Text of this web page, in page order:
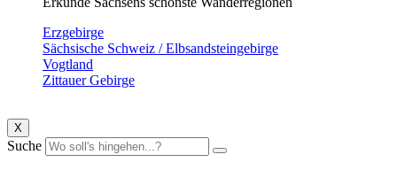
Erzgebirge
Sächsische Schweiz / Elbsandsteingebirge
Vogtland
Zittauer Gebirge
X
Suche